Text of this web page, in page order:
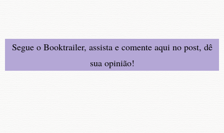
Segue o Booktrailer, assista e comente aqui no post, dê
sua opinião!